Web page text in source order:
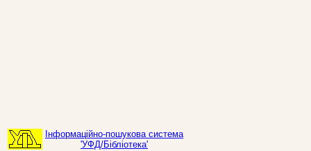
Інформаційно-пошукова система
'УФД/Бібліотека'